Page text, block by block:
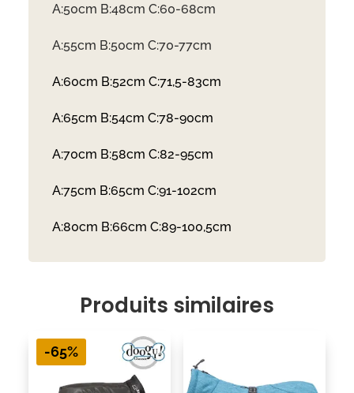
A:50cm B:48cm C:60-68cm
A:55cm B:50cm C:70-77cm
A:60cm B:52cm C:71,5-83cm
A:65cm B:54cm C:78-90cm
A:70cm B:58cm C:82-95cm
A:75cm B:65cm C:91-102cm
A:80cm B:66cm C:89-100,5cm
Produits similaires
-65%